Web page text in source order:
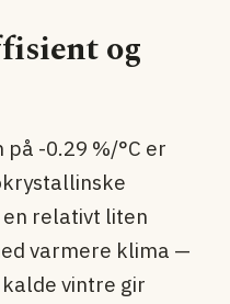
og
-0.29 %/°C er
relativt liten
varmere klima —
vintre gir